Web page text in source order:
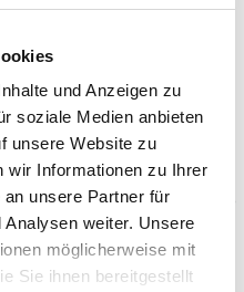
und Anzeigen zu
soziale Medien anbieten
unsere Website zu
wir Informationen zu Ihrer
unsere Partner für
weiter. Unsere
möglicherweise mit
Sie ihnen bereitgestellt
Designböden hinaus und
und Komfort.
für stark frequentierte
Modularität, Vielseitigkeit,
Funktionalität. Unsere
Designböden hinaus und
und Komfort.